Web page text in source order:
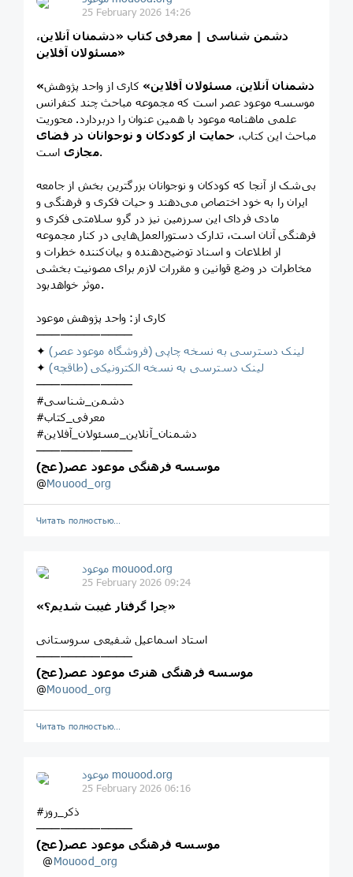
25 February 2026 14:26
دشمن شناسی | معرفی کتاب «دشمنان آنلاین،
مسئولان آفلاین»
«دشمنان آنلاین، مسئولان آفلاین»کاری از واحد پژوهش
موسسه موعود عصر است که مجموعه مباحث چند کنفرانس
علمی ماهنامه موعود با همین عنوان را دربردارد. محوریت
مباحث این کتاب، حمایت از کودکان و نوجوانان در فضای
مجازیاست.
بی‌شک از آنجا که کودکان و نوجوانان بزرگترین بخش از جامعه
ایران را به خود اختصاص می‌دهند و حیات فکری و فرهنگی و
مادی فردای این سرزمین نیز در گرو سلامتی فکری و
فرهنگی آنان است، تدارک دستورالعمل‌هایی در کنار مجموعه
از اطلاعات و اسناد توضیح‌دهنده و بیان‌کننده خطرات و
مخاطرات در وضع قوانین و مقررات لازم برای مصونیت بخشی
موثر خواهدبود.
کاری از: واحد پژوهش موعود
────────────
✦لینک دسترسی به نسخه چاپی (فروشگاه موعود عصر)
✦لینک دسترسی به نسخه الکترونیکی (طاقچه)
────────────
#دشمن_شناسی
#معرفی_کتاب
#دشمنان_آنلاین_مسئولان_آفلاین
────────────
موسسه فرهنگی موعود عصر(عج)
@Mouood_org
Читать полностью…
موعود mouood.org
25 February 2026 09:24
«چرا گرفتار غیبت شدیم؟»
استاد اسماعیل شفیعی سروستانی
────────────
موسسه فرهنگی هنری موعود عصر(عج)
@Mouood_org
Читать полностью…
موعود mouood.org
25 February 2026 06:16
#ذکر_روز
────────────
موسسه فرهنگی موعود عصر(عج)
‌ ‌ ‌@Mouood_org